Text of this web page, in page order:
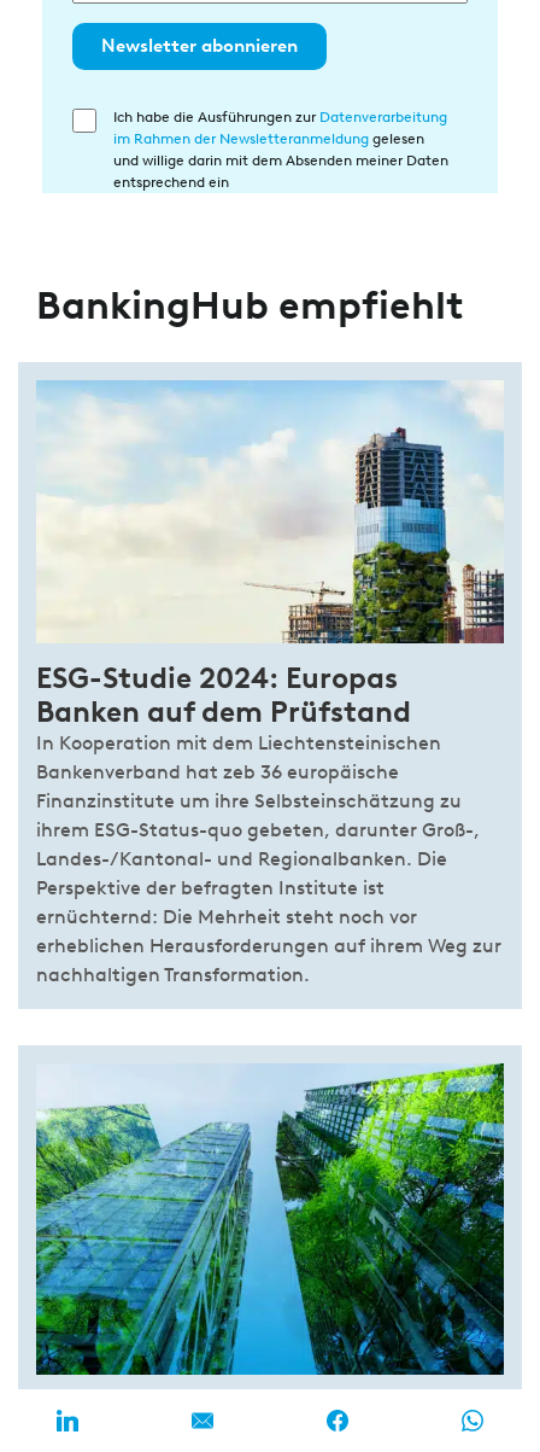
Newsletter abonnieren
Einwilligung
Ich habe die Ausführungen zur Datenverarbeitung
im Rahmen der Newsletteranmeldung gelesen
und willige darin mit dem Absenden meiner Daten
entsprechend ein
BankingHub empfiehlt
ESG-Studie 2024: Europas
Banken auf dem Prüfstand
In Kooperation mit dem Liechtensteinischen
Bankenverband hat zeb 36 europäische
Finanzinstitute um ihre Selbsteinschätzung zu
ihrem ESG-Status-quo gebeten, darunter Groß-,
Landes-/Kantonal- und Regionalbanken. Die
Perspektive der befragten Institute ist
ernüchternd: Die Mehrheit steht noch vor
erheblichen Herausforderungen auf ihrem Weg zur
nachhaltigen Transformation.
ESG-Transformation schreitet
voran, ist aber noch nicht